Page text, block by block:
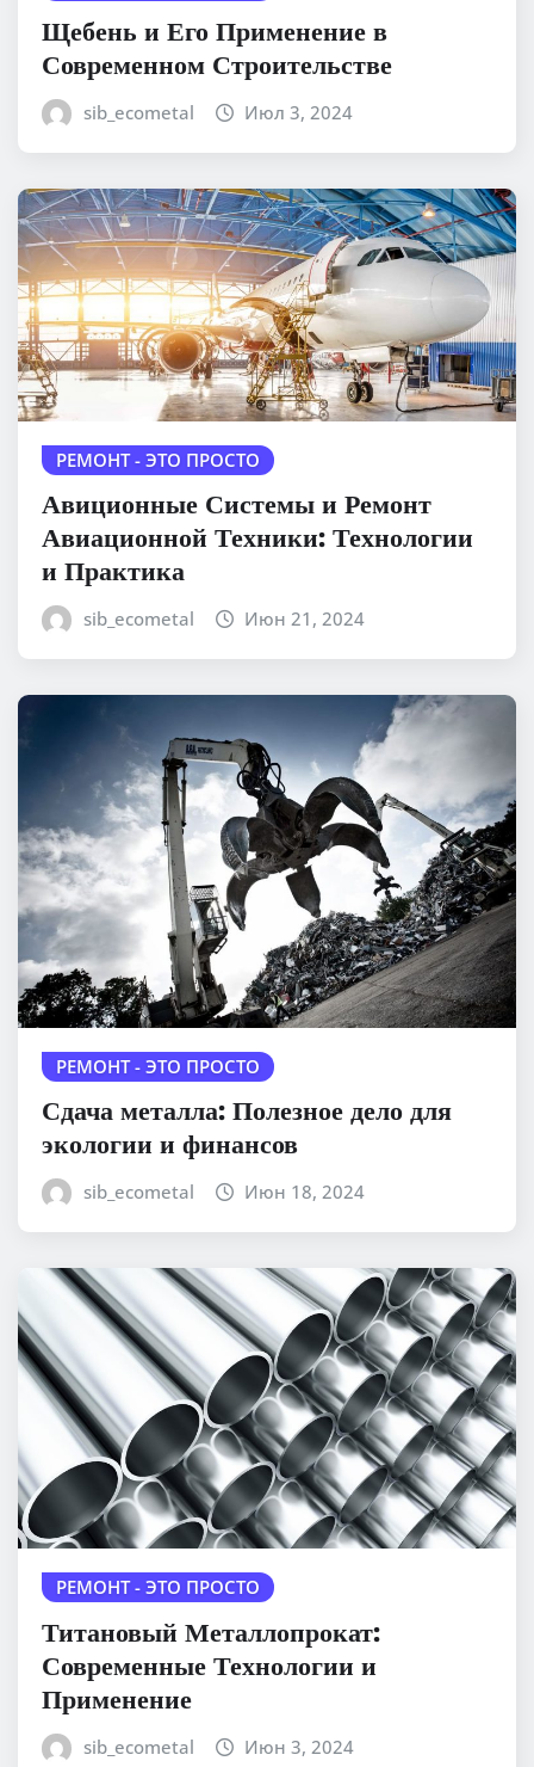
Щебень и Его Применение в
Современном Строительстве
sib_ecometal Июл 3, 2024
РЕМОНТ - ЭТО ПРОСТО
Авиционные Системы и Ремонт
Авиационной Техники: Технологии
и Практика
sib_ecometal Июн 21, 2024
РЕМОНТ - ЭТО ПРОСТО
Сдача металла: Полезное дело для
экологии и финансов
sib_ecometal Июн 18, 2024
РЕМОНТ - ЭТО ПРОСТО
Титановый Металлопрокат:
Современные Технологии и
Применение
sib_ecometal Июн 3, 2024